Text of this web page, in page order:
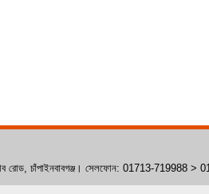
ক্লাব রোড, চাঁপাইনবাবগঞ্জ। সেলফোন: 01713-